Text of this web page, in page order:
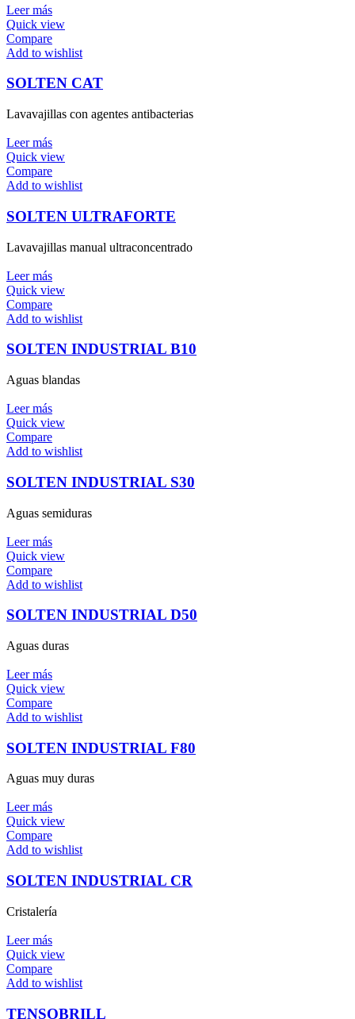
Leer más
Quick view
Compare
Add to wishlist
SOLTEN CAT
Lavavajillas con agentes antibacterias
Leer más
Quick view
Compare
Add to wishlist
SOLTEN ULTRAFORTE
Lavavajillas manual ultraconcentrado
Leer más
Quick view
Compare
Add to wishlist
SOLTEN INDUSTRIAL B10
Aguas blandas
Leer más
Quick view
Compare
Add to wishlist
SOLTEN INDUSTRIAL S30
Aguas semiduras
Leer más
Quick view
Compare
Add to wishlist
SOLTEN INDUSTRIAL D50
Aguas duras
Leer más
Quick view
Compare
Add to wishlist
SOLTEN INDUSTRIAL F80
Aguas muy duras
Leer más
Quick view
Compare
Add to wishlist
SOLTEN INDUSTRIAL CR
Cristalería
Leer más
Quick view
Compare
Add to wishlist
TENSOBRILL